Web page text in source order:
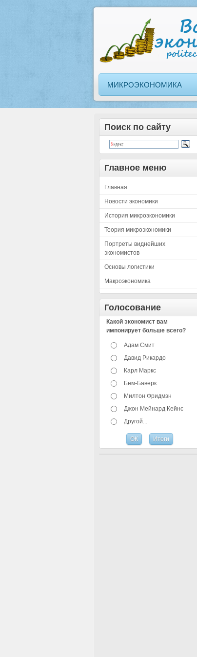
МИКРОЭКОНОМИКА
Поиск по сайту
Главное меню
Главная
Новости экономики
История микроэкономики
Теория микроэкономики
Портреты виднейших
экономистов
Основы логистики
Макроэкономика
Голосование
Какой экономист вам
импонирует больше всего?
Адам Смит
Давид Рикардо
Карл Маркс
Бем-Баверк
Милтон Фридмэн
Джон Мейнард Кейнс
Другой...